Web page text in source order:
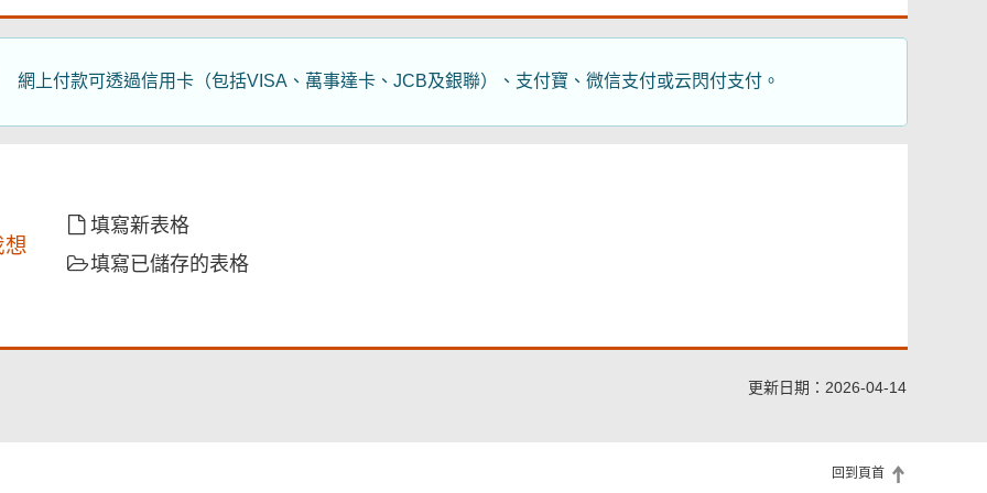
供
網上付款可透過信用卡（包括VISA、萬事達卡、JCB及銀聯）、支付寶、微信支付或云閃付支付。
想
填寫新表格
填寫已儲存的表格
更新日期：2026-04-14
回到頁首